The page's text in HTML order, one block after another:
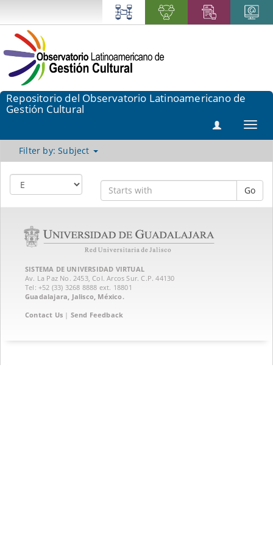
Repositorio del Observatorio Latinoamericano de
Gestión Cultural
Filter by: Subject
Go
SISTEMA DE UNIVERSIDAD VIRTUAL
Av. La Paz No. 2453, Col. Arcos Sur. C.P. 44130
Tel: +52 (33) 3268 8888‏ ext. 18801
Guadalajara, Jalisco, México.
Contact Us | Send Feedback